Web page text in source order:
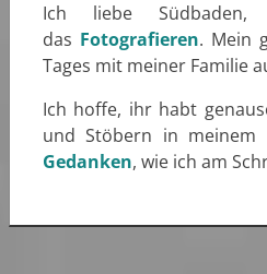
Ich liebe
das Fotografieren. Mein
Tages mit meiner Familie
Ich hoffe, ihr habt
und Stöbern in meinem
Gedanken, wie ich am